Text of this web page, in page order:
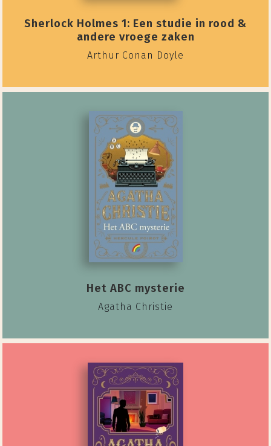
Sherlock Holmes 1: Een studie in rood &
andere vroege zaken
Arthur Conan Doyle
Het ABC mysterie
Agatha Christie